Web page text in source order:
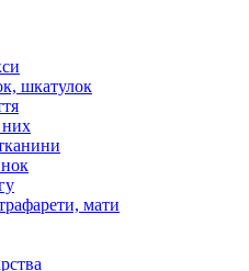
шкатулок
них
мати